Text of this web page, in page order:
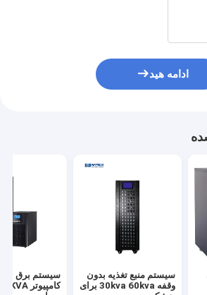
ادامه هید
سیستم منبع تغذیه بدون
وقفه 30kva 60kva برای
سیستم برق